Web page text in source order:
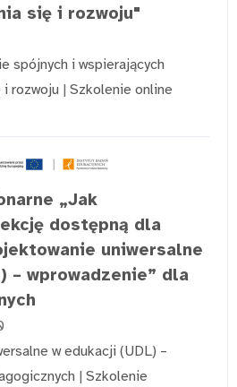
się i rozwoju"
spójnych i wspierających
rozwoju | Szkolenie online
„Jak
dostępną dla
uniwersalne
– wprowadzenie” dla
w edukacji (UDL) –
| Szkolenie